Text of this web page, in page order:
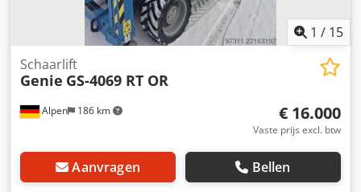
1 / 15
Alpen 186 km
Schaarlift
Genie GS-4069 RT OR
€ 16.000
Vaste prijs excl. btw
Aanvragen Bellen